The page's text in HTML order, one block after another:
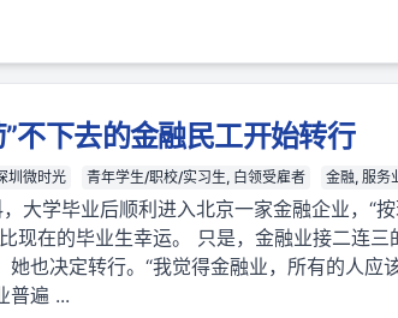
”不下去的金融民工开始转行
圳微时光 青年学生/职校/实习生, 白领受雇者 金融, 服务
大学毕业后顺利进入北京一家金融企业，“
现在的毕业生幸运。 只是，金融业接二连三
她也决定转行。“我觉得金融业，所有的人应
普遍 ...